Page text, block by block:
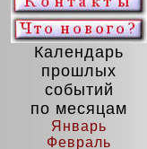
Календарь
прошлых
событий
по месяцам
Январь
Февраль